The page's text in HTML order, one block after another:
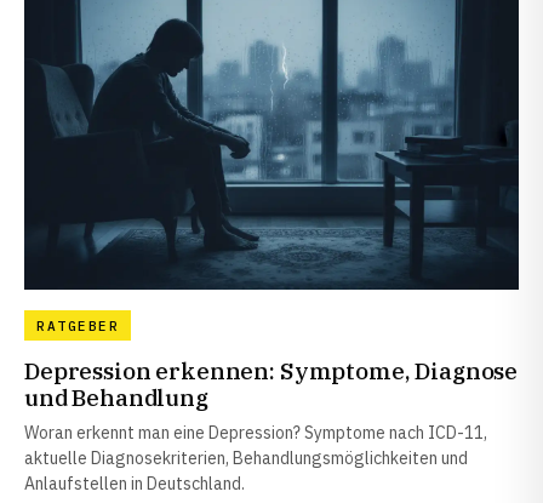
RATGEBER
Depression erkennen: Symptome, Diagnose
und Behandlung
Woran erkennt man eine Depression? Symptome nach ICD-11,
aktuelle Diagnosekriterien, Behandlungsmöglichkeiten und
Anlaufstellen in Deutschland.